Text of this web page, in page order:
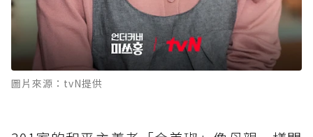
圖片來源：tvN提供